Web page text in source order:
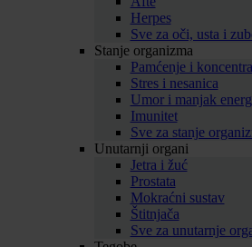
Herpes
Sve za oči, usta i
Stanje organizma
Pamćenje i
Stres i nesanica
Umor i manjak
Imunitet
Sve za stanje
Unutarnji organi
Jetra i žuć
Prostata
Mokraćni sustav
Štitnjača
Sve za unutarnje